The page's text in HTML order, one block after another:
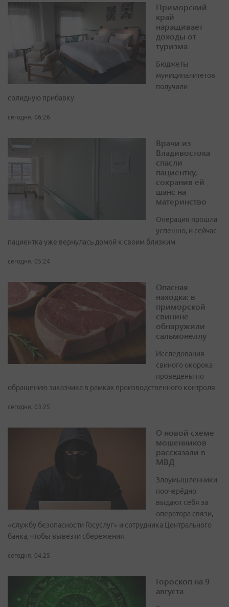
Приморский
край
наращивает
доходы от
туризма
Бюджеты
муниципалитетов
получили
солидную прибавку
сегодня, 06:26
Врачи из
Владивостока
спасли
пациентку,
сохранив ей
шанс на
материнство
Операция прошла
успешно, и сейчас
пациентка уже вернулась домой к своим близким
сегодня, 05:24
Опасная
находка: в
приморской
свинине
обнаружили
сальмонеллу
Исследования
свиного окорока
проведены по
обращению заказчика в рамках производственного контроля
сегодня, 03:25
О новой схеме
мошенников
рассказали в
МВД
Злоумышленники
поочерёдно
выдают себя за
оператора связи,
«службу безопасности Госуслуг» и сотрудника Центрального
банка, чтобы вывезти сбережения
сегодня, 04:25
Гороскоп на 9
августа